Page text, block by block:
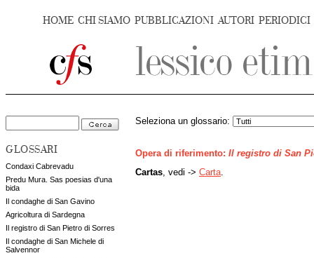
HOME CHI SIAMO PUBBLICAZIONI AUTORI PERIODICI
GLOSSARI
Condaxi Cabrevadu
Predu Mura. Sas poesias d'una
bida
Il condaghe di San Gavino
Agricoltura di Sardegna
Il registro di San Pietro di Sorres
Il condaghe di San Michele di
Salvennor
Seleziona un glossario:
Opera di riferimento: Il registro di San
Cartas , vedi -> Carta